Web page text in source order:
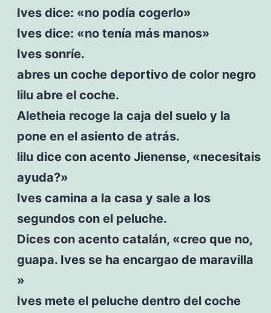
Ives dice: «no podía cogerlo»
Ives dice: «no tenía más manos»
Ives sonríe.
abres un coche deportivo de color negro
lilu abre el coche.
Aletheia recoge la caja del suelo y la
pone en el asiento de atrás.
lilu dice con acento Jienense, «necesitais
ayuda?»
Ives camina a la casa y sale a los
segundos con el peluche.
Dices con acento catalán, «creo que no,
guapa. Ives se ha encargao de maravilla
»
Ives mete el peluche dentro del coche